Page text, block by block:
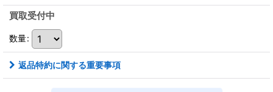
買取受付中
数量:
返品特約に関する重要事項